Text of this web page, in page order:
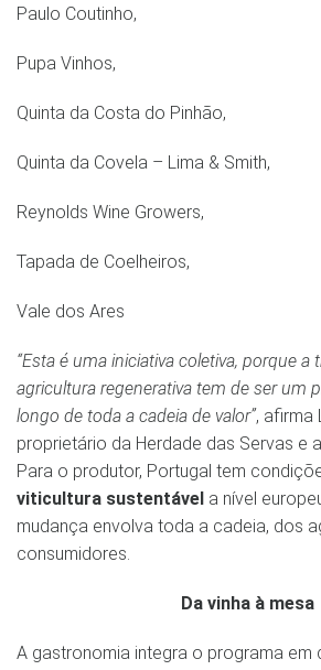
Paulo Coutinho,
Pupa Vinhos,
Quinta da Costa do Pinhão,
Quinta da Covela – Lima & Smith,
Reynolds Wine Growers,
Tapada de Coelheiros,
Vale dos Ares
“Esta é uma iniciativa coletiva, porque a
agricultura regenerativa tem de ser um
longo de toda a cadeia de valor”, afirma
proprietário da Herdade das Servas e
Para o produtor, Portugal tem
viticultura sustentável a nível
mudança envolva toda a cadeia, dos
consumidores.
Da vinha à mesa
A gastronomia integra o programa em